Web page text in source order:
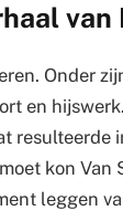
van
Onder
en
resulteerde
kon Van
leggen